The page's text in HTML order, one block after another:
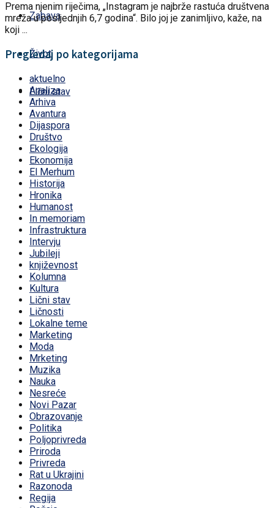
Zabava
Život
Lični stav
Prema njenim riječima, „Instagram je najbrže rastuća društvena
mreža u posljednjih 6,7 godina“. Bilo joj je zanimljivo, kaže, na
koji ...
Pregledaj po kategorijama
aktuelno
Analiza
Arhiva
Avantura
Dijaspora
Društvo
Ekologija
Ekonomija
El Merhum
Historija
Hronika
Humanost
In memoriam
Infrastruktura
Intervju
Jubileji
književnost
Kolumna
Kultura
Lični stav
Ličnosti
Lokalne teme
Marketing
Moda
Mrketing
Muzika
Nauka
Nesreće
Novi Pazar
Obrazovanje
Politika
Poljoprivreda
Priroda
Privreda
Rat u Ukrajini
Razonoda
Regija